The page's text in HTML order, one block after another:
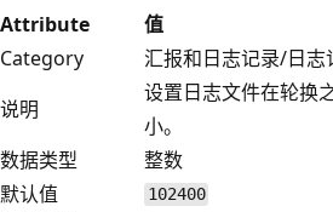
Attribute
值
Category
汇报和日志记录/日志
说明
设置日志文件在轮换
小。
数据类型
整数
默认值
102400